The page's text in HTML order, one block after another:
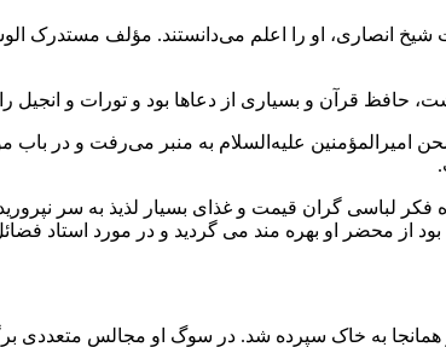
شیخ انصاری، او را اعلم می‌دانستند. مؤلف مستدرک
حافظ قرآن و بسیاری از دعاها بود و تورات و انجیل
امیرالمؤمنین علیه‌السلام به منبر می‌رفت و در باب
فکر لباسی گران قیمت و غذای بسیار لذیذ به سر
بود از محضر او بهره مند می گردید و در مورد استاد
به خاک سپرده شد. در سوگ او مجالس متعددی